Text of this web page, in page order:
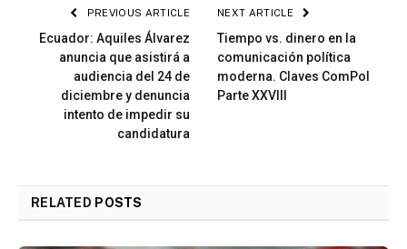
PREVIOUS ARTICLE
Ecuador: Aquiles Álvarez
anuncia que asistirá a
audiencia del 24 de
diciembre y denuncia
intento de impedir su
candidatura
NEXT ARTICLE
Tiempo vs. dinero en la
comunicación política
moderna. Claves ComPol
Parte XXVIII
RELATED POSTS